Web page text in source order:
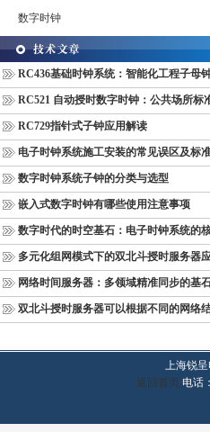
数字时钟
RC729指针式子钟应用解读
数字时钟系统子钟的分类与选型
嵌入式数字时钟有哪些使用注意事项
多元化组网模式下的双北斗授时服务器
网络时间服务器：多领域精准同步的基
上海锐呈
返回首页 电话